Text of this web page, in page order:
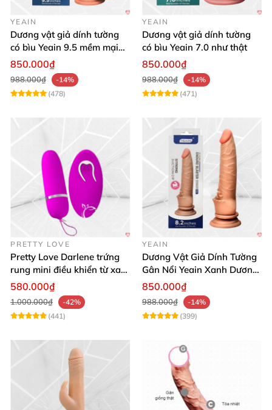
YEAIN
Dương vật giả dính tường
có bìu Yeain 9.5 mềm mại
thật
850.000₫
988.000₫
-14%
(478)
YEAIN
Dương vật giả dính tường
có bìu Yeain 7.0 như thật
850.000₫
988.000₫
-14%
(471)
PRETTY LOVE
Pretty Love Darlene trứng
rung mini điều khiển từ xa
12 chế độ rung mạnh
580.000₫
1.000.000₫
-42%
(441)
YEAIN
Dương Vật Giả Dính Tường
Gân Nổi Yeain Xanh Dương
8.2 Siêu Thật
850.000₫
988.000₫
-14%
(399)